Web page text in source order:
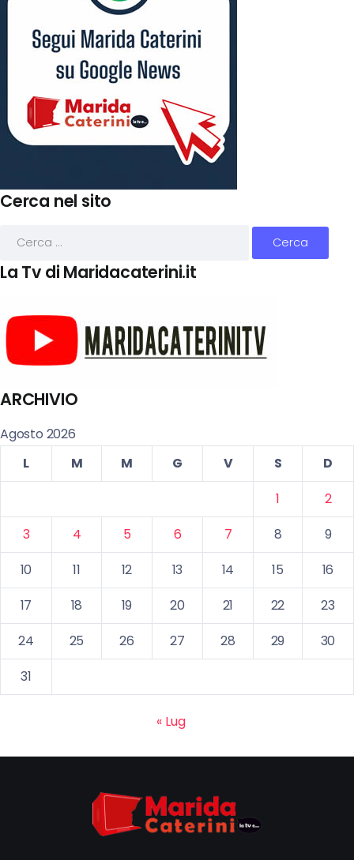
Cerca nel sito
La Tv di Maridacaterini.it
ARCHIVIO
Agosto 2026
L
M M G V S
D
1
2
3
4 5 6 7 8
9
10
11 12 13 14 15
16
17
18 19 20 21 22
23
24
25 26 27 28 29
30
31
« Lug